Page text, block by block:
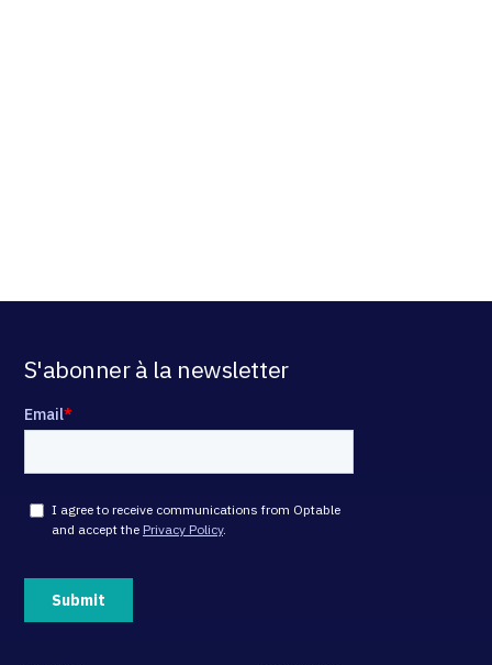
S'abonner à la newsletter